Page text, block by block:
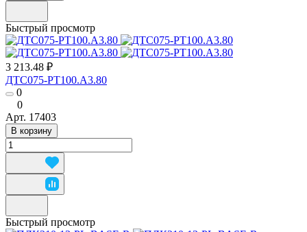
Быстрый просмотр
3 213.48 ₽
ДТС075-РТ100.А3.80
0
0
Арт. 17403
В корзину
Быстрый просмотр